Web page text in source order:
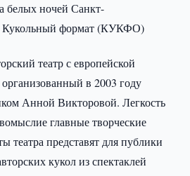
белых ночей Санкт-
Кукольный формат (КУКФО)
театр с европейской
в 2003 году
Анной Викторовой. Легкость
главные творческие
представят для публики
кукол из спектаклей